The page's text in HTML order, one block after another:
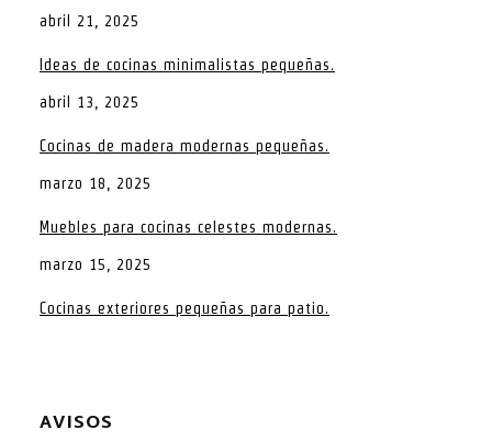
abril 21, 2025
Ideas de cocinas minimalistas pequeñas.
abril 13, 2025
Cocinas de madera modernas pequeñas.
marzo 18, 2025
Muebles para cocinas celestes modernas.
marzo 15, 2025
Cocinas exteriores pequeñas para patio.
AVISOS